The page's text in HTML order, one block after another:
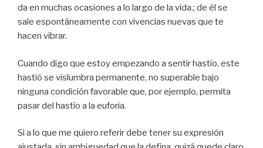
da en muchas ocasiones a lo largo de la vida.; de él se
sale espontáneamente con vivencias nuevas que te
hacen vibrar.
Cuando digo que estoy empezando a sentir hastío, este
hastió se vislumbra permanente, no superable bajo
ninguna condición favorable que, por ejemplo, permita
pasar del hastío a la euforia.
Si a lo que me quiero referir debe tener su expresión